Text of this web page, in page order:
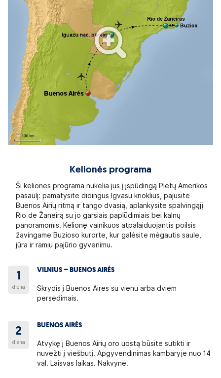
Kelionės programa
Ši kelionės programa nukelia jus į įspūdingą Pietų Amerikos
pasaulį: pamatysite didingus Igvasu krioklius, pajusite
Buenos Airių ritmą ir tango dvasią, aplankysite spalvingąjį
Rio de Žaneirą su jo garsiais paplūdimiais bei kalnų
panoramomis. Kelionę vainikuos atpalaiduojantis poilsis
žavingame Buzioso kurorte, kur galėsite mėgautis saule,
jūra ir ramiu pajūrio gyvenimu.
1
diena
VILNIUS – BUENOS AIRĖS
Skrydis į Buenos Aires su vienu arba dviem
persėdimais.
2
diena
BUENOS AIRĖS
Atvykę į Buenos Airių oro uostą būsite sutikti ir
nuvežti į viešbutį. Apgyvendinimas kambaryje nuo 14
val. Laisvas laikas. Nakvynė.